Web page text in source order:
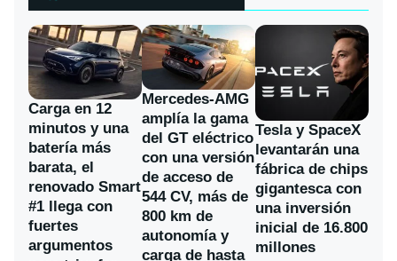
Carga en 12
minutos y una
batería más
barata, el
renovado Smart
#1 llega con
fuertes
argumentos
Mercedes-AMG
amplía la gama
del GT eléctrico
con una versión
de acceso de
544 CV, más de
800 km de
autonomía y
carga de hasta
Tesla y SpaceX
levantarán una
fábrica de chips
gigantesca con
una inversión
inicial de 16.800
millones